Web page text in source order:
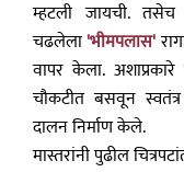
म्हटली जायची. तसेच
चढलेला'भीमपलास'
वापर केला. अशाप्रकारे
चौकटीत बसवून
दालन निर्माण केले.
मास्तरांनी पुढील